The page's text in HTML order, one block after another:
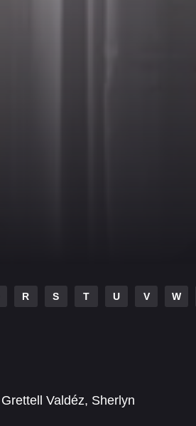
R S T U V W
Grettell Valdéz, Sherlyn